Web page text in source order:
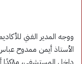
ووجه المدير الفني
الأستاذ أيمن ممدوح
داخل المستشفى، مؤكدًا